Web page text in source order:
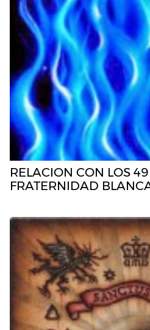
RELACION CON LOS
FRATERNIDAD